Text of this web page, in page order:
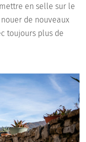
en selle sur le
de nouveaux
toujours plus de